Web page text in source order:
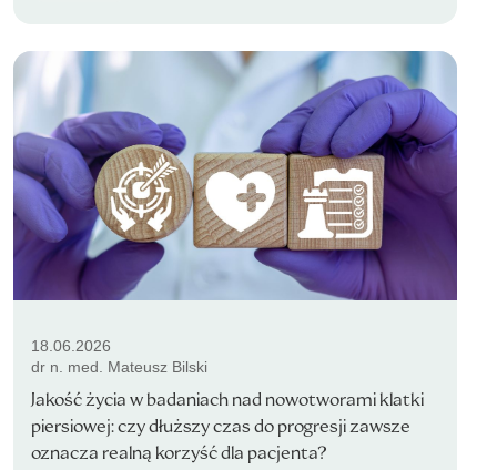
18.06.2026
dr n. med. Mateusz Bilski
Jakość życia w badaniach nad nowotworami klatki
piersiowej: czy dłuższy czas do progresji zawsze
oznacza realną korzyść dla pacjenta?